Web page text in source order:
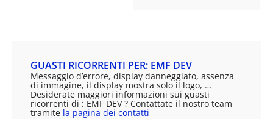
GUASTI RICORRENTI PER: EMF DEV
Messaggio d’errore, display danneggiato, assenza
di immagine, il display mostra solo il logo, …
Desiderate maggiori informazioni sui guasti
ricorrenti di : EMF DEV ? Contattate il nostro team
tramite la pagina dei contatti